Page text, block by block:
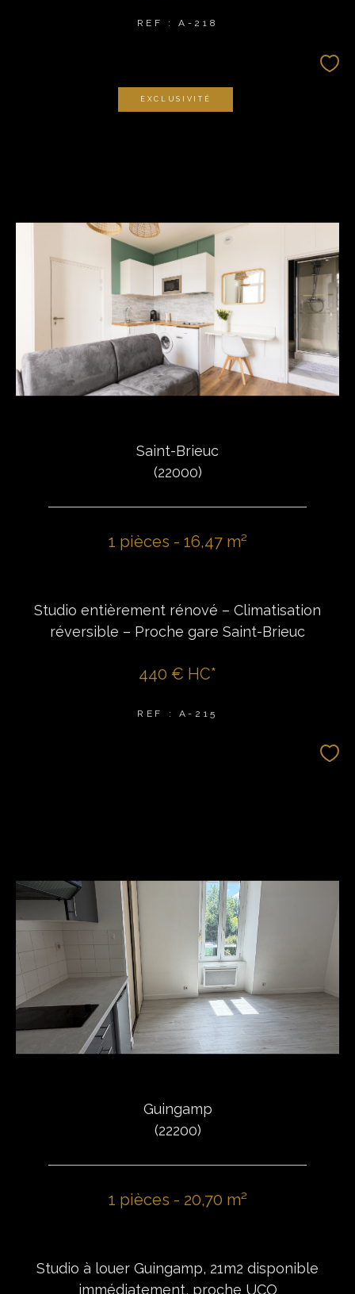
REF : A-218
EXCLUSIVITÉ
Saint-Brieuc
(22000)
1 pièces - 16,47 m²
Studio entièrement rénové – Climatisation
réversible – Proche gare Saint-Brieuc
440 € HC*
REF : A-215
Guingamp
(22200)
1 pièces - 20,70 m²
Studio à louer Guingamp, 21m2 disponible
immédiatement, proche UCO